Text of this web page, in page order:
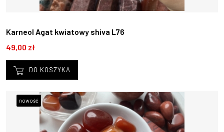
Karneol Agat kwiatowy shiva L76
49,00 zł
DO KOSZYKA
nowość